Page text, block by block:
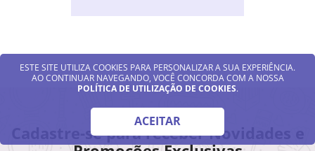
ESTE SITE UTILIZA COOKIES PARA PERSONALIZAR A SUA EXPERIÊNCIA.
AO CONTINUAR NAVEGANDO, VOCÊ CONCORDA COM A NOSSA
POLÍTICA DE UTILIZAÇÃO DE COOKIES.
ACEITAR
Cadastre-se para receber Novidades e